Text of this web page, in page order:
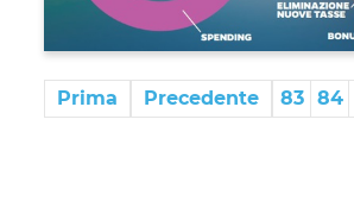
Prima Precedente 83 84